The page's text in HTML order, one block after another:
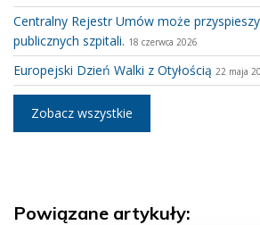
Centralny Rejestr Umów może
publicznych szpitali. 18 czerwca 2026
Europejski Dzień Walki z Otyłością 22 maja
Zobacz wszystkie
Powiązane artykuły: